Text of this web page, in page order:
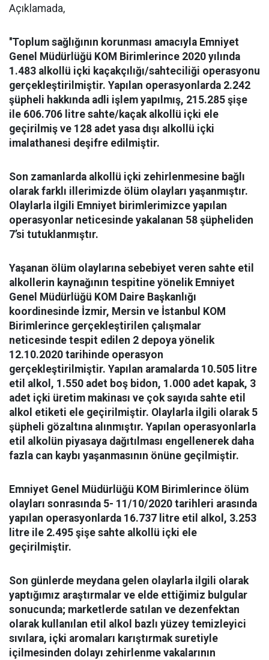
Açıklamada,
''Toplum sağlığının korunması amacıyla Emniyet
Genel Müdürlüğü KOM Birimlerince 2020 yılında
1.483 alkollü içki kaçakçılığı/sahteciliği operasyonu
gerçekleştirilmiştir. Yapılan operasyonlarda 2.242
şüpheli hakkında adli işlem yapılmış, 215.285 şişe
ile 606.706 litre sahte/kaçak alkollü içki ele
geçirilmiş ve 128 adet yasa dışı alkollü içki
imalathanesi deşifre edilmiştir.
Son zamanlarda alkollü içki zehirlenmesine bağlı
olarak farklı illerimizde ölüm olayları yaşanmıştır.
Olaylarla ilgili Emniyet birimlerimizce yapılan
operasyonlar neticesinde yakalanan 58 şüpheliden
7’si tutuklanmıştır.
Yaşanan ölüm olaylarına sebebiyet veren sahte etil
alkollerin kaynağının tespitine yönelik Emniyet
Genel Müdürlüğü KOM Daire Başkanlığı
koordinesinde İzmir, Mersin ve İstanbul KOM
Birimlerince gerçekleştirilen çalışmalar
neticesinde tespit edilen 2 depoya yönelik
12.10.2020 tarihinde operasyon
gerçekleştirilmiştir. Yapılan aramalarda 10.505 litre
etil alkol, 1.550 adet boş bidon, 1.000 adet kapak, 3
adet içki üretim makinası ve çok sayıda sahte etil
alkol etiketi ele geçirilmiştir. Olaylarla ilgili olarak 5
şüpheli gözaltına alınmıştır. Yapılan operasyonlarla
etil alkolün piyasaya dağıtılması engellenerek daha
fazla can kaybı yaşanmasının önüne geçilmiştir.
Emniyet Genel Müdürlüğü KOM Birimlerince ölüm
olayları sonrasında 5- 11/10/2020 tarihleri arasında
yapılan operasyonlarda 16.737 litre etil alkol, 3.253
litre ile 2.495 şişe sahte alkollü içki ele
geçirilmiştir.
Son günlerde meydana gelen olaylarla ilgili olarak
yaptığımız araştırmalar ve elde ettiğimiz bulgular
sonucunda; marketlerde satılan ve dezenfektan
olarak kullanılan etil alkol bazlı yüzey temizleyici
sıvılara, içki aromaları karıştırmak suretiyle
içilmesinden dolayı zehirlenme vakalarının